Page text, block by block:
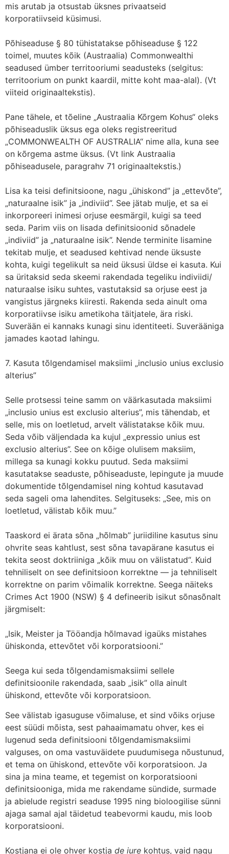
mis arutab ja otsustab üksnes privaatseid
korporatiivseid küsimusi.
Põhiseaduse § 80 tühistatakse põhiseaduse § 122
toimel, muutes kõik (Austraalia) Commonwealthi
seadused ümber territooriumi seadusteks (selgitus:
territoorium on punkt kaardil, mitte koht maa-alal). (Vt
viiteid originaaltekstis).
Pane tähele, et tõeline „Austraalia Kõrgem Kohus“ oleks
põhiseaduslik üksus ega oleks registreeritud
„COMMONWEALTH OF AUSTRALIA“ nime alla, kuna see
on kõrgema astme üksus. (Vt link Austraalia
põhiseadusele, paragrahv 71 originaaltekstis.)
Lisa ka teisi definitsioone, nagu „ühiskond” ja „ettevõte”,
„naturaalne isik” ja „indiviid”. See jätab mulje, et sa ei
inkorporeeri inimesi orjuse eesmärgil, kuigi sa teed
seda. Parim viis on lisada definitsioonid sõnadele
„indiviid” ja „naturaalne isik”. Nende terminite lisamine
tekitab mulje, et seadused kehtivad nende üksuste
kohta, kuigi tegelikult sa neid üksusi üldse ei kasuta. Kui
sa üritaksid seda skeemi rakendada tegeliku indiviidi/
naturaalse isiku suhtes, vastutaksid sa orjuse eest ja
vangistus järgneks kiiresti. Rakenda seda ainult oma
korporatiivse isiku ametikoha täitjatele, ära riski.
Suverään ei kannaks kunagi sinu identiteeti. Suverääniga
jamades kaotad lahingu.
7. Kasuta tõlgendamisel maksiimi „inclusio unius exclusio
alterius”
Selle protsessi teine samm on väärkasutada maksiimi
„inclusio unius est exclusio alterius”, mis tähendab, et
selle, mis on loetletud, arvelt välistatakse kõik muu.
Seda võib väljendada ka kujul „expressio unius est
exclusio alterius”. See on kõige olulisem maksiim,
millega sa kunagi kokku puutud. Seda maksiimi
kasutatakse seaduste, põhiseaduste, lepingute ja muude
dokumentide tõlgendamisel ning kohtud kasutavad
seda sageli oma lahendites. Selgituseks: „See, mis on
loetletud, välistab kõik muu.”
Taaskord ei ärata sõna „hõlmab” juriidiline kasutus sinu
ohvrite seas kahtlust, sest sõna tavapärane kasutus ei
tekita seost doktriiniga „kõik muu on välistatud“. Kuid
tehniliselt on see definitsioon korrektne — ja tehniliselt
korrektne on parim võimalik korrektne. Seega näiteks
Crimes Act 1900 (NSW) § 4 defineerib isikut sõnasõnalt
järgmiselt:
„Isik, Meister ja Tööandja hõlmavad igaüks mistahes
ühiskonda, ettevõtet või korporatsiooni.”
Seega kui seda tõlgendamismaksiimi sellele
definitsioonile rakendada, saab „isik” olla ainult
ühiskond, ettevõte või korporatsioon.
See välistab igasuguse võimaluse, et sind võiks orjuse
eest süüdi mõista, sest pahaaimamatu ohver, kes ei
lugenud seda definitsiooni tõlgendamismaksiimi
valguses, on oma vastuväidete puudumisega nõustunud,
et tema on ühiskond, ettevõte või korporatsioon. Ja
sina ja mina teame, et tegemist on korporatsiooni
definitsiooniga, mida me rakendame sündide, surmade
ja abielude registri seaduse 1995 ning bioloogilise sünni
ajaga samal ajal täidetud teabevormi kaudu, mis loob
korporatsiooni.
Kostjana ei ole ohver kostja de iure kohtus, vaid nagu